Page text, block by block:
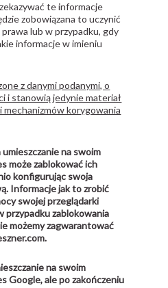
te informacje
zobowiązana to uczynić
lub w przypadku, gdy
informacje w imieniu
z danymi podanymi, o
i stanowią jedynie materiał
korygowania
umieszczanie na swoim
może zablokować ich
konfigurując swoja
Informacje jak to zrobić
swojej przeglądarki
zablokowania
możemy zagwarantować
na swoim
Google, ale po zakończeniu